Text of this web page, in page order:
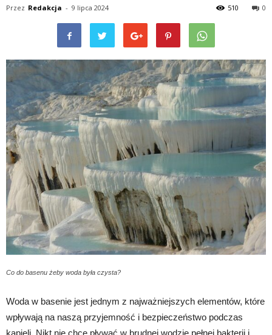
Przez Redakcja - 9 lipca 2024 0
510
Co do basenu żeby woda była czysta?
Woda w basenie jest jednym z najważniejszych elementów, które
wpływają na naszą przyjemność i bezpieczeństwo podczas
kąpieli. Nikt nie chce pływać w brudnej wodzie pełnej bakterii i